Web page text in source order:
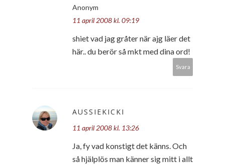
Anonym
11 april 2008 kl. 09:19
shiet vad jag gråter när ajg läer det
här.. du berör så mkt med dina ord!
Svara
AUSSIEKICKI
11 april 2008 kl. 13:26
Ja, fy vad konstigt det känns. Och
så hjälplös man känner sig mitt i allt